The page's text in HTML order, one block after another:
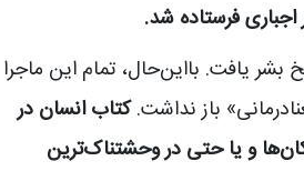
فرستاده شد.
بشر یافت. بااین‌حال، تمام این ماجرا
باز نداشت.کتاب انسان در
و یا حتی در وحشتناک‌ترین